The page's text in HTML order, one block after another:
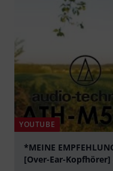
YOUTUBE
*MEINE
[Over-Ear-Kopfhörer]